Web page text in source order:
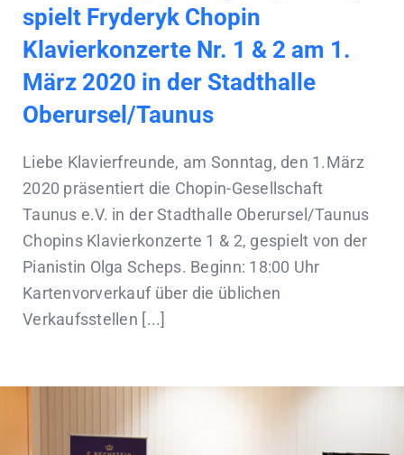
spielt Fryderyk Chopin
Klavierkonzerte Nr. 1 & 2 am 1.
März 2020 in der Stadthalle
Oberursel/Taunus
Liebe Klavierfreunde, am Sonntag, den 1.März
2020 präsentiert die Chopin-Gesellschaft
Taunus e.V. in der Stadthalle Oberursel/Taunus
Chopins Klavierkonzerte 1 & 2, gespielt von der
Pianistin Olga Scheps. Beginn: 18:00 Uhr
Kartenvorverkauf über die üblichen
Verkaufsstellen [...]